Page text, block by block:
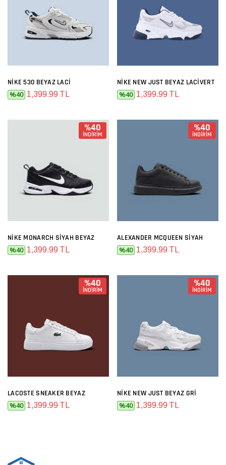
NIKE 530 BEYAZ LACI
%40 1,399.99 TL
NIKE NEW JUST BEYAZ LACIVERT
%40 1,399.99 TL
%40
İNDİRİM
NIKE MONARCH SIYAH BEYAZ
%40 1,399.99 TL
%40
İNDİRİM
ALEXANDER MCQUEEN SIYAH
%40 1,399.99 TL
%40
İNDİRİM
LACOSTE SNEAKER BEYAZ
%40 1,399.99 TL
%40
İNDİRİM
NIKE NEW JUST BEYAZ GRI
%40 1,399.99 TL